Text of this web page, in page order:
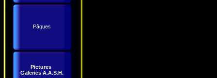
Pâques
Pictures
Galeries A.A.S.H.